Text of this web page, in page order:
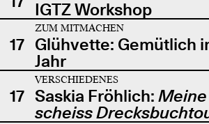
IGTZ Workshop
17
ZUM MITMACHEN
Glühvette: Gemütlich
Jahr
17
VERSCHIEDENES
Saskia Fröhlich:
scheiss